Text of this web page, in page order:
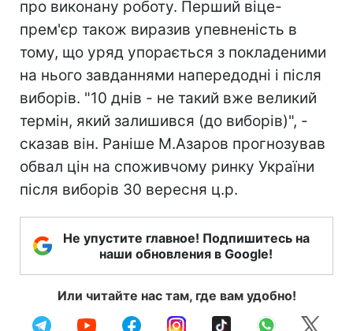
про виконану роботу. Перший віце-
прем'єр також виразив упевненість в
тому, що уряд упорається з покладеними
на нього завданнями напередодні і після
виборів. "10 днів - не такий вже великий
термін, який залишився (до виборів)", -
сказав він. Раніше М.Азаров прогнозував
обвал цін на споживчому ринку України
після виборів 30 вересня ц.р.
Не упустите главное! Подпишитесь на
наши обновления в Google!
Или читайте нас там, где вам удобно!